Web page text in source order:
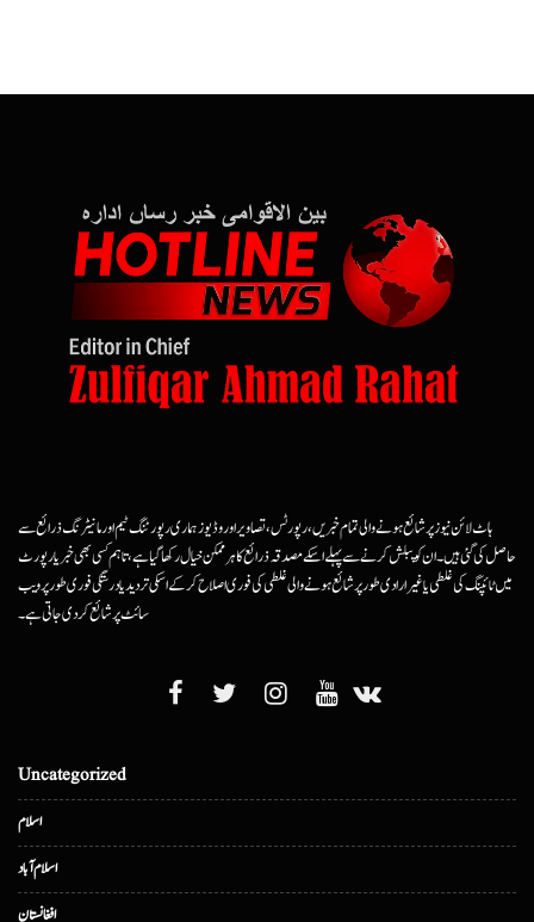
ہاٹ لائن نیوز پر شائع ہونے والی تمام خبریں، رپورٹس، تصاویر اور وڈیوز ہماری رپورٹنگ ٹیم اور مانیٹرنگ ذرائع سے
حاصل کی گئی ہیں۔ ان کو پبلش کرنے سے پہلے اسکے مصدقہ ذرائع کا ہرممکن خیال رکھا گیا ہے، تاہم کسی بھی خبر یا رپورٹ
میں ٹائپنگ کی غلطی یا غیرارادی طور پر شائع ہونے والی غلطی کی فوری اصلاح کرکے اسکی تردید یا درستگی فوری طور پر ویب
سائٹ پر شائع کردی جاتی ہے۔
Uncategorized
اسلام
اسلام آباد
افغانستان